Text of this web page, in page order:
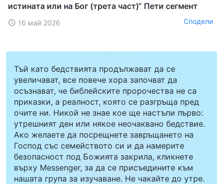
истината или на Бог (трета част)“ Пети сегмент
16 май 2026 Сподели
Тъй като бедствията продължават да се
увеличават, все повече хора започват да
осъзнават, че библейските пророчества не са
приказки, а реалност, която се разгръща пред
очите ни. Никой не знае кое ще настъпи първо:
утрешният ден или някое неочаквано бедствие.
Ако желаете да посрещнете завръщането на
Господ със семейството си и да намерите
безопасност под Божията закрила, кликнете
върху Messenger, за да се присъедините към
нашата група за изучаване. Не чакайте до утре.